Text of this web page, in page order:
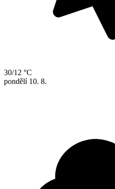
30/12 °C
pondělí 10. 8.